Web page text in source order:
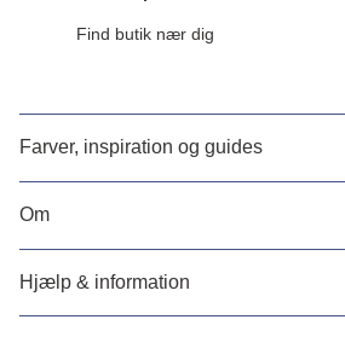
Find butik nær dig
Farver, inspiration og guides
Om
Hjælp & information